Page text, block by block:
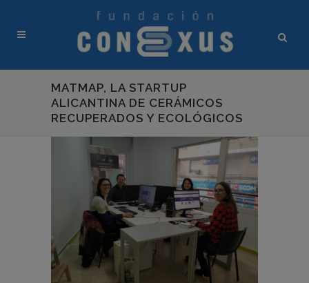
MATMAP, LA STARTUP
ALICANTINA DE CERÁMICOS
RECUPERADOS Y ECOLÓGICOS